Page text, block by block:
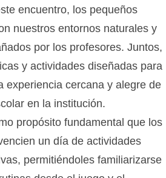
encuentro, los pequeños
nuestros entornos naturales y
por los profesores. Juntos,
y actividades diseñadas para
experiencia cercana y alegre de
en la institución.
propósito fundamental que los
un día de actividades
permitiéndoles familiarizarse